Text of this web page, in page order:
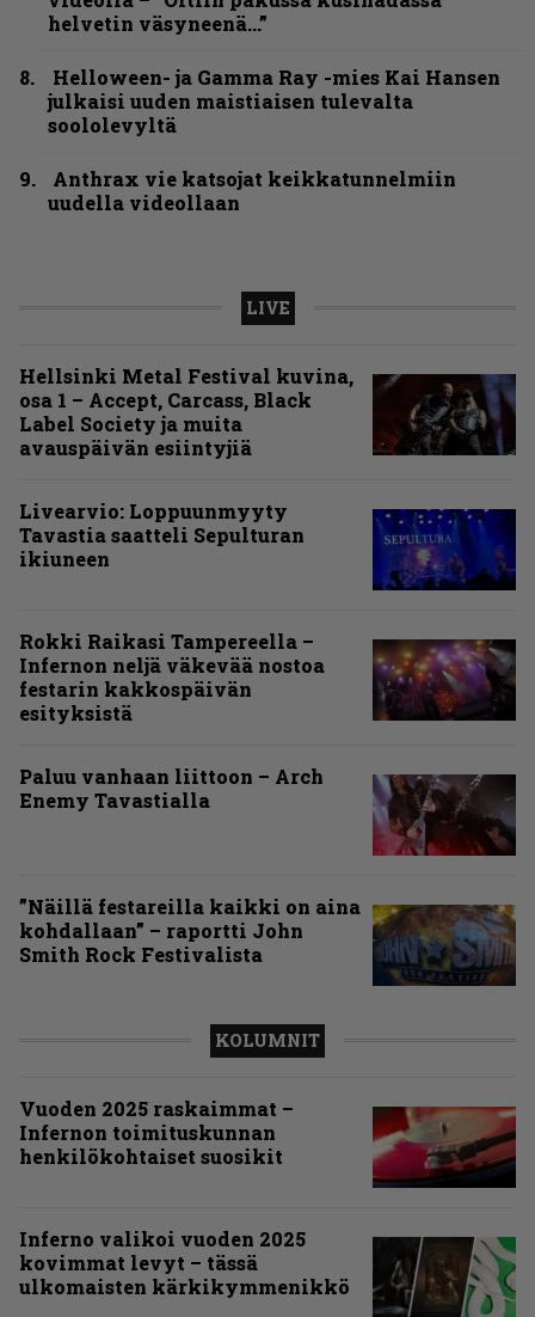
helvetin väsyneenä…”
Helloween- ja Gamma Ray -mies Kai Hansen
julkaisi uuden maistiaisen tulevalta
soololevyltä
Anthrax vie katsojat keikkatunnelmiin
uudella videollaan
LIVE
Hellsinki Metal Festival kuvina,
osa 1 – Accept, Carcass, Black
Label Society ja muita
avauspäivän esiintyjiä
Livearvio: Loppuunmyyty
Tavastia saatteli Sepulturan
ikiuneen
Rokki Raikasi Tampereella –
Infernon neljä väkevää nostoa
festarin kakkospäivän
esityksistä
Paluu vanhaan liittoon – Arch
Enemy Tavastialla
”Näillä festareilla kaikki on aina
kohdallaan” – raportti John
Smith Rock Festivalista
KOLUMNIT
Vuoden 2025 raskaimmat –
Infernon toimituskunnan
henkilökohtaiset suosikit
Inferno valikoi vuoden 2025
kovimmat levyt – tässä
ulkomaisten kärkikymmenikkö